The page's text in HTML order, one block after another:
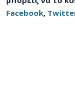
Facebook,